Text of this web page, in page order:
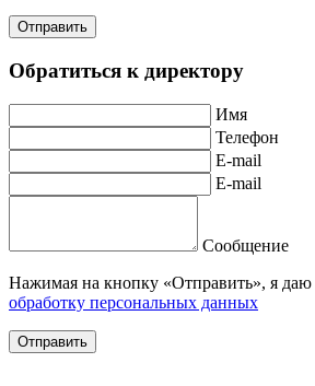
Отправить
Обратиться к директору
Имя
Телефон
E-mail
E-mail
Сообщение
Нажимая на кнопку «Отправить», я даю
обработку персональных данных
Отправить